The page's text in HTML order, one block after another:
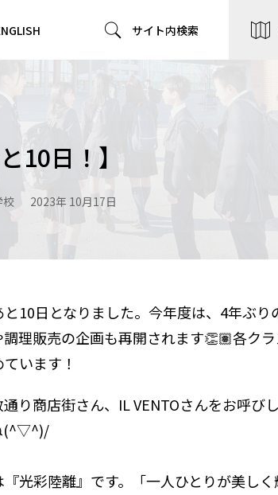
サイト内検索
10日！】
校 2023年 10月17日
10日となりました。今年度は、4年ぶり
理販売の企画も再開されます👏🏽各ク
います！
り商店街さん、IL VENTOさんをお呼び
(^▽^)/
光彩陸離』です。「一人ひとりが美し